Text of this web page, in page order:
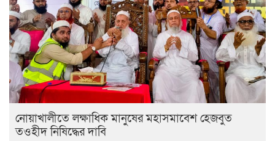
নোয়াখালীতে লক্ষাধিক মানুষের মহাসমাবেশ হেজবুত
তওহীদ নিষিদ্ধের দাবি